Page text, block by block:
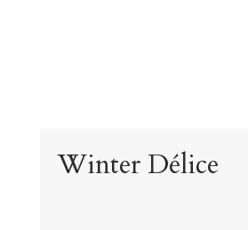
Winter Délice